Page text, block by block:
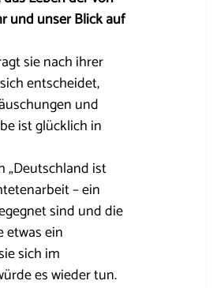
und unser Blick auf
sie nach ihrer
entscheidet,
und
ist glücklich in
„Deutschland ist
– ein
sind und die
etwas ein
sich im
es wieder tun.